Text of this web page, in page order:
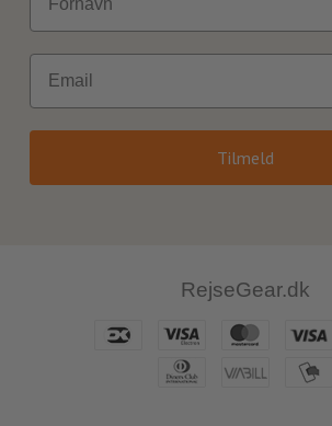
Email
Tilmeld
RejseGear.dk